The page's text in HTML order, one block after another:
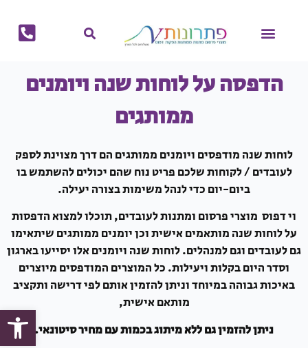
הדפסה על לוחות שנה ויומנים
ממותגים
לוחות שנה מודפסים ויומנים ממותגים הם דרך מצוינת לספק
לעובדים / לקוחות שלכם פריט נוח שהם יכולים להשתמש בו
ביום-יום כדי לנהל משימות בצורה יעילה.
וי דפוס מוצרי פרסום ומתנות לעובדים, תוכלו למצוא הדפסות
על לוחות שנה מותאמים אישית וכן יומנים ממותגים שיתאימו
גם לעובדים וגם למנהלים. לוחות שנה ויומנים אלו יסייעו בארגון
וסדר היום בקלות ויעילות. כל המוצרים המודפסים מיוצרים
באיכות גבוהה במיוחד וניתן להזמין אותם לפי דרישה ותקציב
מותאם אישית,
ניתן להזמין גם ללא מיתוג בכמות עם מחיר סיטונאי.
פתח